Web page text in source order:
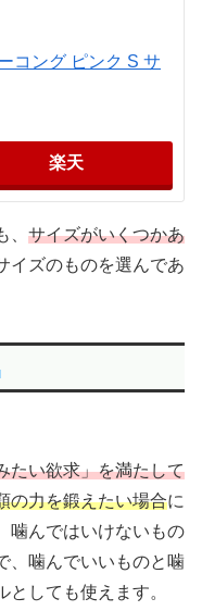
コング ピンク S サ
楽天
サイズがいくつかあ
イズのものを選んであ
たい欲求」を満たして
の力を鍛えたい場合に
噛んではいけないもの
、噛んでいいものと噛
しても使えます。